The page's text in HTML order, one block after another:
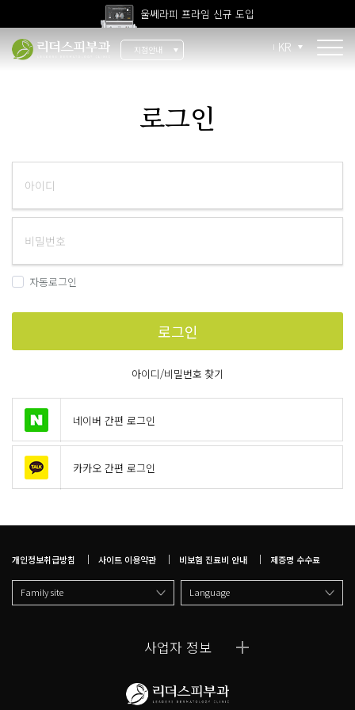
울쎄라피 프라임 신규 도입
고압산소치료 신규 도입
지점안내 KR
리더스 소개
리더스 히스토리
지점 안내
로그인
자동로그인
로그인
아이디/비밀번호 찾기
네이버 간편 로그인
카카오 간편 로그인
개인정보취급방침 사이트 이용약관 비보험 진료비 안내 제증명 수수료
Family site Language
사업자 정보